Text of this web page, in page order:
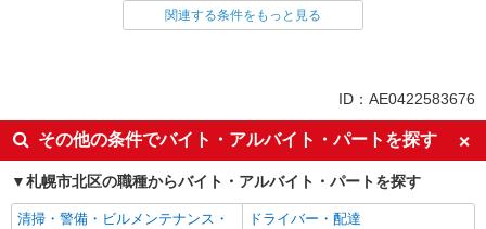
未経験歓迎
社員登用あり
産休・育休取得実績あり
社会保険あり
関連する条件をもっと見る
ID：AE0422583676
その他の条件でバイト・アルバイト・パートを探す
札幌市北区の職種からバイト・アルバイト・パートを探す
清掃・警備・ビルメンテナンス・
ドライバー・配達